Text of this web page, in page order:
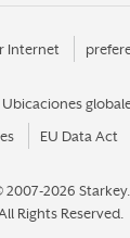
Internet
Ubicaciones
EU Data Act
2007-2026 Starkey.
Rights Reserved.